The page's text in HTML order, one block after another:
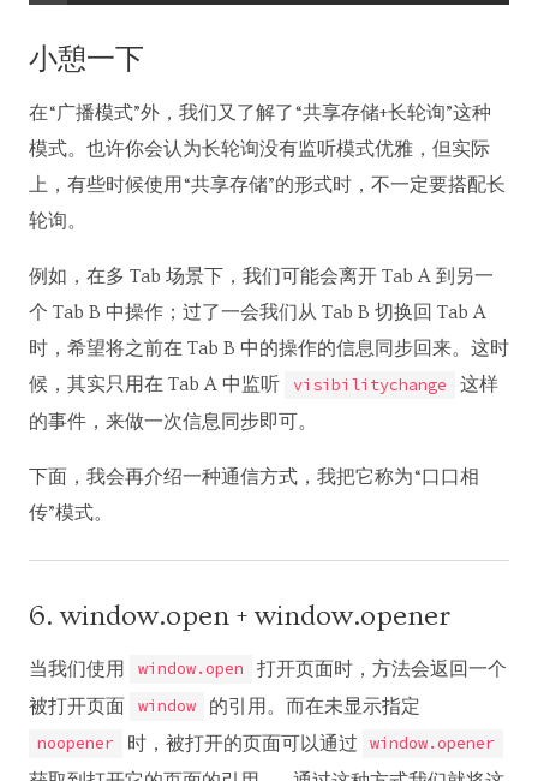
小憩一下
在“广播模式”外，我们又了解了“共享存储+长轮询”这种
模式。也许你会认为长轮询没有监听模式优雅，但实际
上，有些时候使用“共享存储”的形式时，不一定要搭配长
轮询。
例如，在多 Tab 场景下，我们可能会离开 Tab A 到另一
个 Tab B 中操作；过了一会我们从 Tab B 切换回 Tab A
时，希望将之前在 Tab B 中的操作的信息同步回来。这时
候，其实只用在 Tab A 中监听
visibilitychange
这样
的事件，来做一次信息同步即可。
下面，我会再介绍一种通信方式，我把它称为“口口相
传”模式。
6. window.open + window.opener
当我们使用 window.open
打开页面时，方法会返回一个
被打开页面
window 的引用。而在未显示指定
noopener 时，被打开的页面可以通过 window.opener